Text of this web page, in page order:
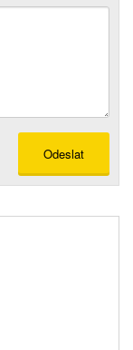
Odeslat